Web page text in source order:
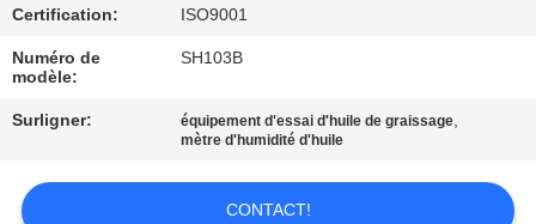
CONTACTEZ-
NOUS
Certification: ISO9001
Numéro de
modèle:
SH103B
Surligner: équipement d'essai d'huile de graissage,
mètre d'humidité d'huile
CONTACT!